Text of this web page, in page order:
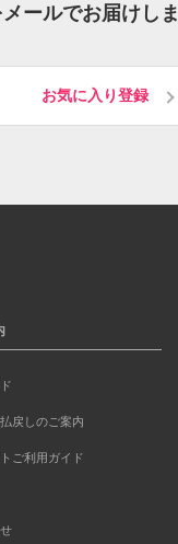
ールでお届けしま
お気に入り登録
戻しのご案内
ご利用ガイド